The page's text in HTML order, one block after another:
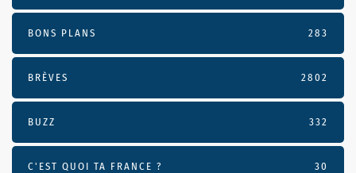
BONS PLANS 283
BRÈVES 2802
BUZZ 332
C'EST QUOI TA FRANCE ? 30